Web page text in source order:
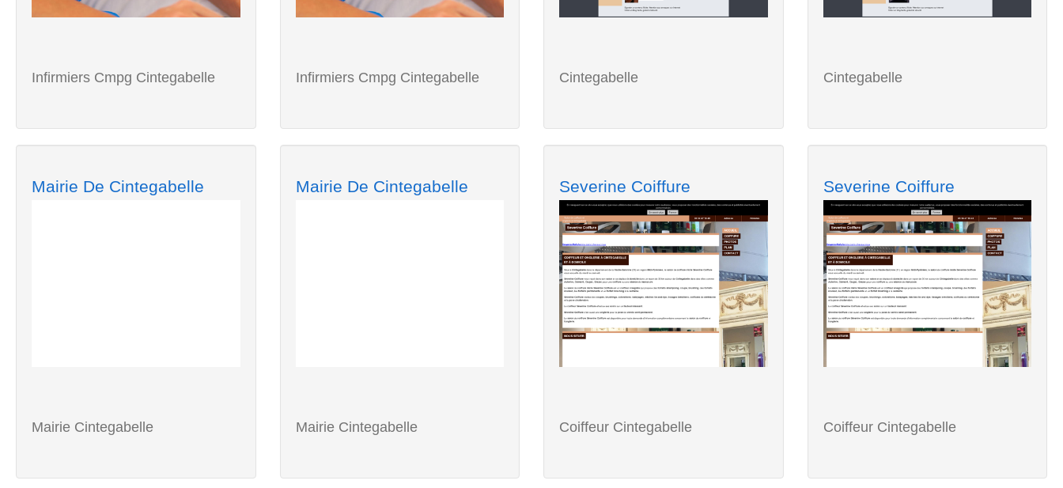
Infirmiers Cmpg Cintegabelle Infirmiers Cmpg Cintegabelle Cintegabelle Cintegabelle
Mairie De Cintegabelle
Mairie Cintegabelle
Mairie De Cintegabelle
Mairie Cintegabelle
Severine Coiffure
Coiffeur Cintegabelle
Severine Coiffure
Coiffeur Cintegabelle